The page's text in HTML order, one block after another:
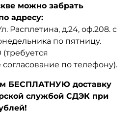
можно забрать
адресу:
Расплетина, д.24, оф.208. с
по пятницу.
(требуется
по телефону).
БЕСПЛАТНУЮ доставку
службой СДЭК при